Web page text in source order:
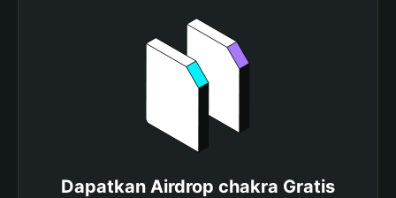
Dapatkan Airdrop chakra Gratis